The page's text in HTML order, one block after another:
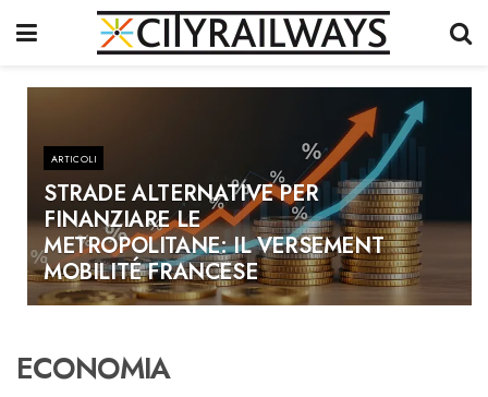
ARTICOLI
STRADE ALTERNATIVE PER
FINANZIARE LE
METROPOLITANE: IL VERSEMENT
MOBILITÉ FRANCESE
ECONOMIA